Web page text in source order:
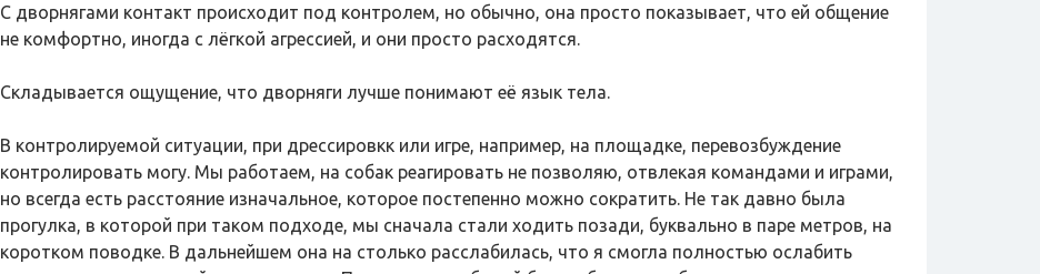
С дворнягами контакт происходит под контролем, но обычно, она просто показывает, что ей общение
не комфортно, иногда с лёгкой агрессией, и они просто расходятся.
Складывается ощущение, что дворняги лучше понимают её язык тела.
В контролируемой ситуации, при дрессировкк или игре, например, на площадке, перевозбуждение
контролировать могу. Мы работаем, на собак реагировать не позволяю, отвлекая командами и играми,
но всегда есть расстояние изначальное, которое постепенно можно сократить. Не так давно была
прогулка, в которой при таком подходе, мы сначала стали ходить позади, буквально в паре метров, на
коротком поводке. В дальнейшем она на столько расслабилась, что я смогла полностью ослабить